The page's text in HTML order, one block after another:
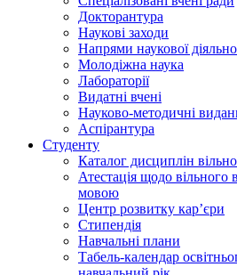
Докторантура
Наукові заходи
Напрями наукової
Молодіжна наука
Лабораторії
Видатні вчені
Науково-методичні
Аспірантура
Студенту
Каталог дисциплін
Атестація щодо
мовою
Центр розвитку кар’єри
Стипендія
Навчальні плани
Табель-календар